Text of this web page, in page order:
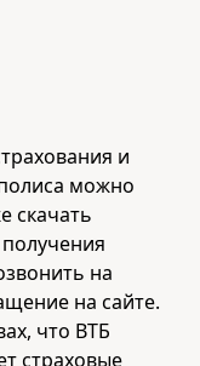
и
можно
скачать
на
на сайте.
что ВТБ
страховые